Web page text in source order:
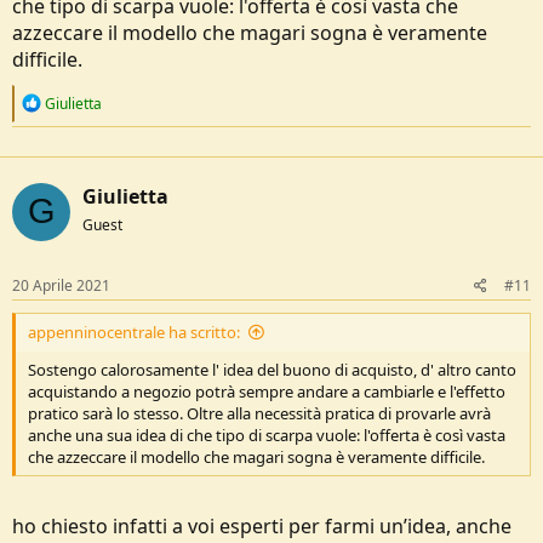
provati...
che tipo di scarpa vuole: l'offerta è così vasta che
azzeccare il modello che magari sogna è veramente
difficile.
R
c
t
i
o
n
Giulietta
G Giulietta
Guest
20 Aprile 2021 #11
appenninocentrale ha scritto:
Sostengo calorosamente l' idea del buono di acquisto, d' altro canto
acquistando a negozio potrà sempre andare a cambiarle e l'effetto
pratico sarà lo stesso. Oltre alla necessità pratica di provarle avrà
anche una sua idea di che tipo di scarpa vuole: l'offerta è così vasta
che azzeccare il modello che magari sogna è veramente difficile.
ho chiesto infatti a voi esperti per farmi un’idea, anche